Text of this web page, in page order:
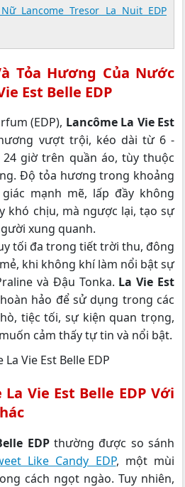
Lancome Tresor La Nuit EDP
Tỏa Hương Của Nước
Est Belle EDP
(EDP), Lancôme La Vie Est
vượt trội, kéo dài từ 6 -
giờ trên quần áo, tùy thuộc
Độ tỏa hương trong khoảng
mạnh mẽ, lấp đầy không
khó chịu, mà ngược lại, tạo sự
xung quanh.
tối đa trong tiết trời thu, đông
khi không khí làm nổi bật sự
và Đậu Tonka. La Vie Est
hảo để sử dụng trong các
tiệc tối, sự kiện quan trọng,
cảm thấy tự tin và nổi bật.
La Vie Est Belle EDP Với
EDPthường được so sánh
Like Candy EDP, một mùi
cách ngọt ngào. Tuy nhiên,